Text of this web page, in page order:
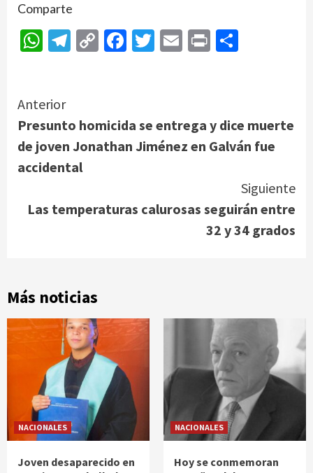
Comparte
WhatsApp
Telegram
CopyFacebook
Twitter
Email
Print
Continue
Reading
Anterior
Presunto homicida se entrega y dice muerte
de joven Jonathan Jiménez en Galván fue
accidental
Siguiente
Las temperaturas calurosas seguirán entre
32 y 34 grados
Más noticias
NACIONALES
Joven desaparecido en
NACIONALES
Hoy se conmemoran